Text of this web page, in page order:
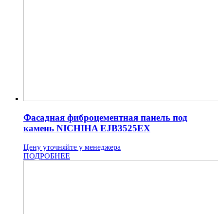
Фасадная фиброцементная панель под
камень NICHIHA EJB3525EX
Цену уточняйте у менеджера
ПОДРОБНЕЕ